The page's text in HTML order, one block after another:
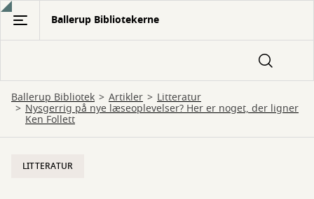
Gå
hovedindhold
Ballerup Bibliotekerne
Ballerup Bibliotek Artikler Litteratur
Nysgerrig på nye læseoplevelser? Her er noget, der ligner
Ken Follett
LITTERATUR